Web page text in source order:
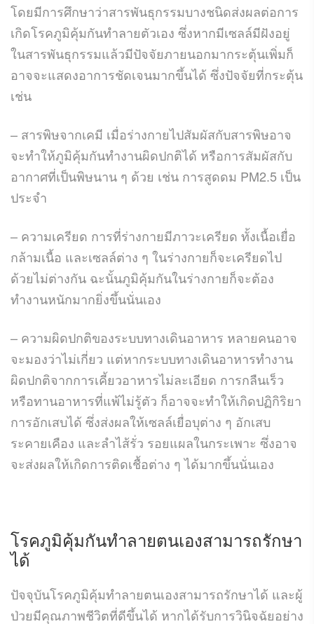
โดยมีการศึกษาว่าสารพันธุกรรมบางชนิดส่งผลต่อการ
เกิดโรคภูมิคุ้มกันทำลายตัวเอง ซึ่งหากมีเซลล์มีฝังอยู่
ในสารพันธุกรรมแล้วมีปัจจัยภายนอกมากระตุ้นเพิ่มก็
อาจจะแสดงอาการชัดเจนมากขึ้นได้ ซึ่งปัจจัยที่กระตุ้น
เช่น
– สารพิษจากเคมี เมื่อร่างกายไปสัมผัสกับสารพิษอาจ
จะทำให้ภูมิคุ้มกันทำงานผิดปกติได้ หรือการสัมผัสกับ
อากาศที่เป็นพิษนาน ๆ ด้วย เช่น การสูดดม PM2.5 เป็น
ประจำ
– ความเครียด การที่ร่างกายมีภาวะเครียด ทั้งเนื้อเยื่อ
กล้ามเนื้อ และเซลล์ต่าง ๆ ในร่างกายก็จะเครียดไป
ด้วยไม่ต่างกัน ฉะนั้นภูมิคุ้มกันในร่างกายก็จะต้อง
ทำงานหนักมากยิ่งขึ้นนั่นเอง
– ความผิดปกติของระบบทางเดินอาหาร หลายคนอาจ
จะมองว่าไม่เกี่ยว แต่หากระบบทางเดินอาหารทำงาน
ผิดปกติจากการเคี้ยวอาหารไม่ละเอียด การกลืนเร็ว
หรือทานอาหารที่แพ้ไม่รู้ตัว ก็อาจจะทำให้เกิดปฏิกิริยา
การอักเสบได้ ซึ่งส่งผลให้เซลล์เยื่อบุต่าง ๆ อักเสบ
ระคายเคือง และลำไส้รั่ว รอยแผลในกระเพาะ ซึ่งอาจ
จะส่งผลให้เกิดการติดเชื้อต่าง ๆ ได้มากขึ้นนั่นเอง
โรคภูมิคุ้มกันทำลายตนเองสามารถรักษา
ได้
ปัจจุบันโรคภูมิคุ้มทำลายตนเองสามารถรักษาได้ และผู้
ป่วยมีคุณภาพชีวิตที่ดีขึ้นได้ หากได้รับการวินิจฉัยอย่าง